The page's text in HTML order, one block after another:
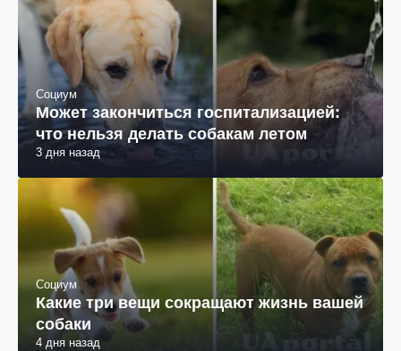
Социум
Может закончиться госпитализацией:
что нельзя делать собакам летом
3 дня назад
Социум
Какие три вещи сокращают жизнь вашей
собаки
4 дня назад